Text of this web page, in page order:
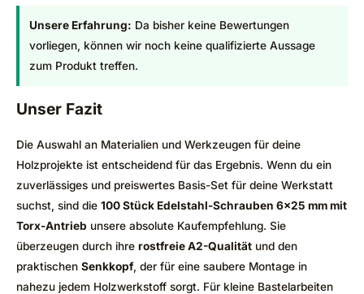
Unsere Erfahrung: Da bisher keine Bewertungen
vorliegen, können wir noch keine qualifizierte Aussage
zum Produkt treffen.
Unser Fazit
Die Auswahl an Materialien und Werkzeugen für deine
Holzprojekte ist entscheidend für das Ergebnis. Wenn du ein
zuverlässiges und preiswertes Basis-Set für deine Werkstatt
suchst, sind die 100 Stück Edelstahl-Schrauben 6×25 mm mit
Torx-Antrieb unsere absolute Kaufempfehlung. Sie
überzeugen durch ihre rostfreie A2-Qualität und den
praktischen Senkkopf, der für eine saubere Montage in
nahezu jedem Holzwerkstoff sorgt. Für kleine Bastelarbeiten